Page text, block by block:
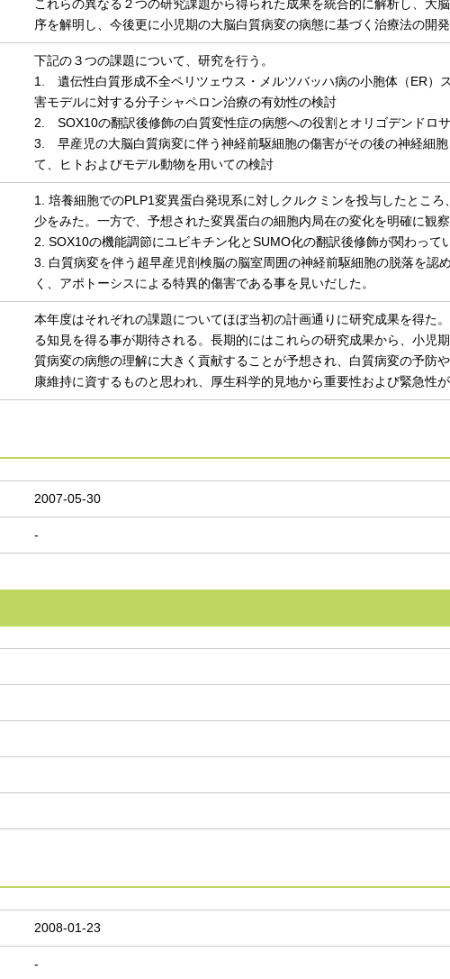
これらの異なる２つの研究課題から得られた成果を統合的に解析し、大
序を解明し、今後更に小児期の大脳白質病変の病態に基づく治療法の開発
下記の３つの課題について、研究を行う。
1. 遺伝性白質形成不全ペリツェウス・メルツバッハ病の小胞体（ER）
害モデルに対する分子シャペロン治療の有効性の検討
2. SOX10の翻訳後修飾の白質変性症の病態への役割とオリゴデンドロ
3. 早産児の大脳白質病変に伴う神経前駆細胞の傷害がその後の神経細
て、ヒトおよびモデル動物を用いての検討
1. 培養細胞でのPLP1変異蛋白発現系に対しクルクミンを投与したとこ
少をみた。一方で、予想された変異蛋白の細胞内局在の変化を明確に観
2. SOX10の機能調節にユビキチン化とSUMO化の翻訳後修飾が関わって
3. 白質病変を伴う超早産児剖検脳の脳室周囲の神経前駆細胞の脱落を認
く、アポトーシスによる特異的傷害である事を見いだした。
本年度はそれぞれの課題についてほぼ当初の計画通りに研究成果を得た
る知見を得る事が期待される。長期的にはこれらの研究成果から、小児
質病変の病態の理解に大きく貢献することが予想され、白質病変の予防
康維持に資するものと思われ、厚生科学的見地から重要性および緊急性が
2007-05-30
-
2008-01-23
-